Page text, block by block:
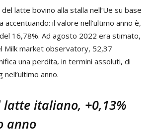
latte bovino alla stalla nell’Ue su base
accentuando: il valore nell’ultimo anno è,
16,78%. Ad agosto 2022 era stimato,
Milk market observatory, 52,37
una perdita, in termini assoluti, di
anno.
latte italiano, +0,13%
anno